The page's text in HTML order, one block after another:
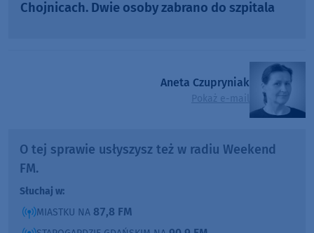
Chojnicach. Dwie osoby zabrano do szpitala
Aneta Czupryniak
Pokaż e-mail
O tej sprawie usłyszysz też w radiu Weekend
FM.
Słuchaj w:
MIASTKU NA 87,8 FM